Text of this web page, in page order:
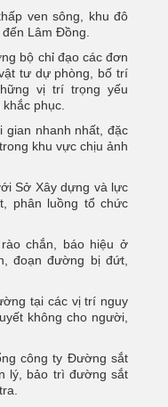
ven sông, khu đô
Lâm Đồng.
bộ chỉ đạo các đơn
tư dự phòng, bố trí
vị trí trọng yếu
phục.
gian nhanh nhất, đặc
khu vực chịu ảnh
Sở Xây dựng và lực
phân luồng tổ chức
chắn, báo hiệu ở
đoạn đường bị đứt,
tại các vị trí nguy
không cho người,
công ty Đường sắt
lý, bảo trì đường sắt